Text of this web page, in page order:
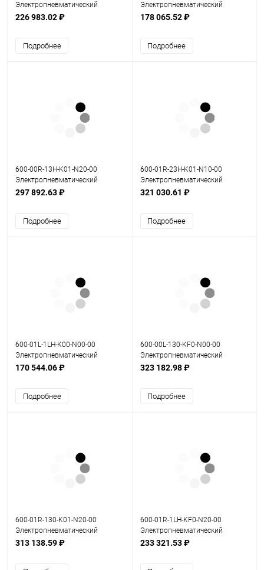
Электропневматический
позиционер серия 500
226 983.02 ₽
Подробнее
Электропневматический
позиционер серия 500
178 065.52 ₽
Подробнее
600-00R-13H-K01-N20-00
Электропневматический
позиционер серия 600
297 892.63 ₽
Подробнее
600-01R-23H-K01-N10-00
Электропневматический
позиционер серия 600
321 030.61 ₽
Подробнее
600-01L-1LH-K00-N00-00
Электропневматический
позиционер серия 600
170 544.06 ₽
Подробнее
600-00L-130-KF0-N00-00
Электропневматический
позиционер серия 600
323 182.98 ₽
Подробнее
600-01R-130-K01-N20-00
Электропневматический
позиционер серия 600
313 138.59 ₽
600-01R-1LH-KF0-N20-00
Электропневматический
позиционер серия 600
233 321.53 ₽